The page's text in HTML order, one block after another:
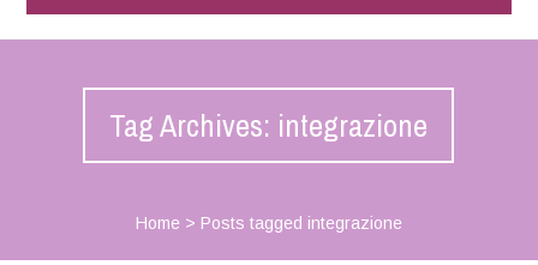
Tag Archives: integrazione
Home > Posts tagged integrazione